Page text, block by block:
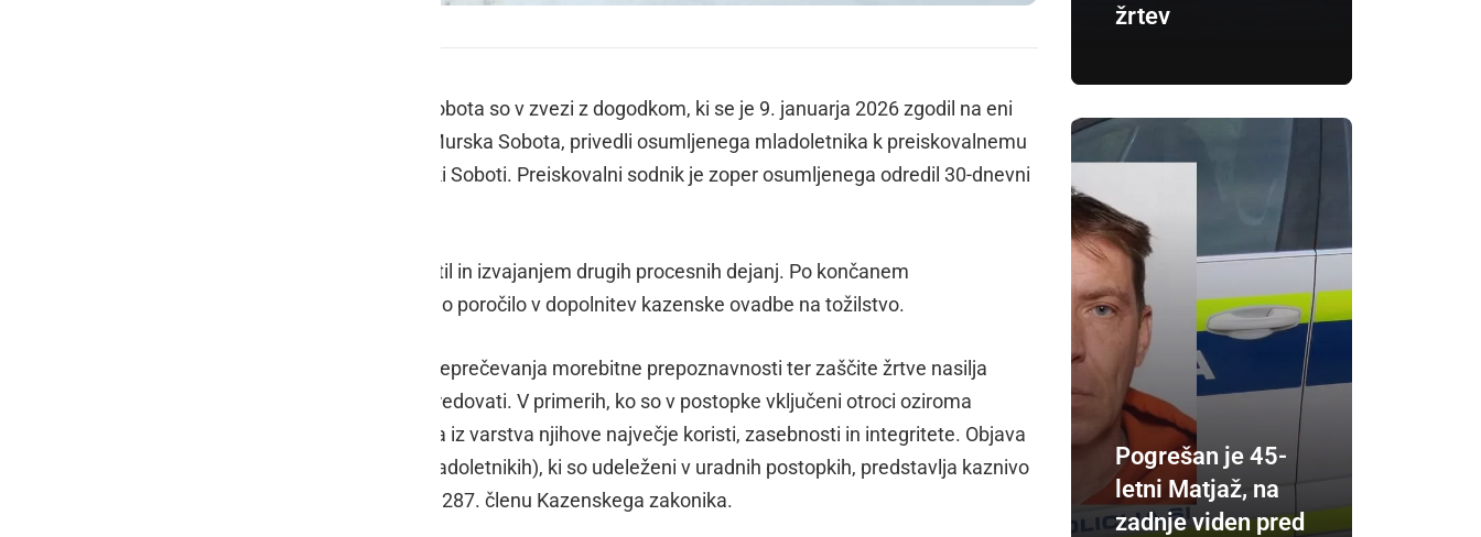
Policisti Policijske uprave Murska Sobota so v zvezi z dogodkom, ki se je 9. januarja 2026 zgodil na eni
izmed srednjih šol na območju PU Murska Sobota, privedli osumljenega mladoletnika k preiskovalnemu
sodniku Okrožnega sodišča v Murski Soboti. Preiskovalni sodnik je zoper osumljenega odredil 30-dnevni
Policija nadaljuje z zbiranjem obvestil in izvajanjem drugih procesnih dejanj. Po končanem
predkazenskem postopku bo podano poročilo v dopolnitev kazenske ovadbe na tožilstvo.
Zaradi varstva osebnih podatkov, preprečevanja morebitne prepoznavnosti ter zaščite žrtve nasilja
drugih podrobnosti ne moremo posredovati. V primerih, ko so v postopke vključeni otroci oziroma
mladoletniki, policija dosledno izhaja iz varstva njihove največje koristi, zasebnosti in integritete. Objava
kakršnih koli podatkov o otrocih (mladoletnikih), ki so udeleženi v uradnih postopkih, predstavlja kaznivo
dejanje kršitve tajnosti postopka po 287. členu Kazenskega zakonika.
žrtev
Pogrešan je 45-
letni Matjaž, na
zadnje viden pred